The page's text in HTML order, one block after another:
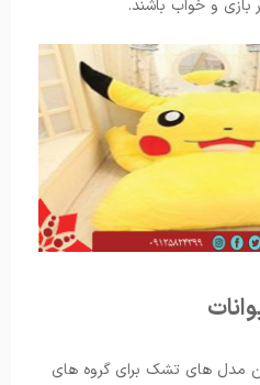
بازی و خواب باشند.
مدل های تشک برای گروه های